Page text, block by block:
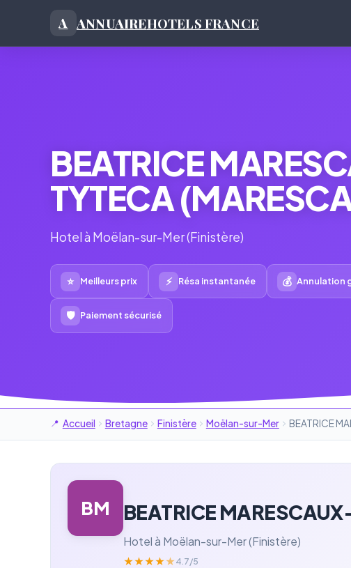
A ANNUAIREHOTELS FRANCE
BEATRICE
TYTECA
Hotel à Moëlan-sur-Mer (Finistère)
⭐ Meilleurs prix ⚡ Résa instantanée 💰 Annulation
🛡 Paiement sécurisé
Accueil Bretagne Finistère Moëlan-sur-Mer BEATRICE
BM BEATRICE
Hotel à Moëlan-sur-Mer (Finistère)
★★★★★ 4.7/5